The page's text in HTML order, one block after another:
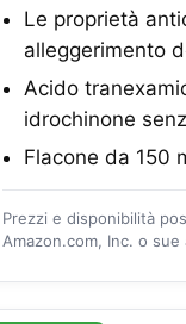
Le proprietà
alleggerimento
Acido
idrochinone
Flacone da 150
Prezzi e disponibilità
Amazon.com, Inc. o sue